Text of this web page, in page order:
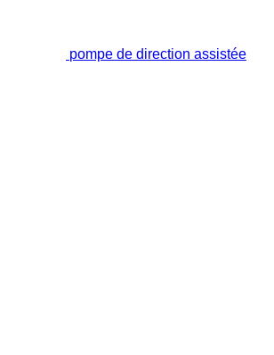
pompe de direction assistée